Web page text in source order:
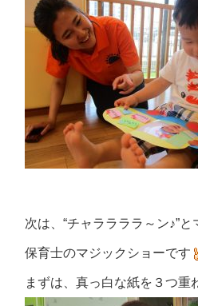
次は、“チャララララ～ン♪”
保育士のマジックショーです
まずは、真っ白な紙を３つ重